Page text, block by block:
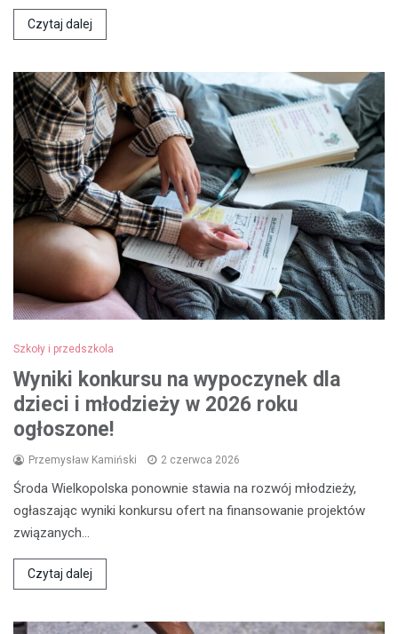
Czytaj dalej
Szkoły i przedszkola
Wyniki konkursu na wypoczynek dla
dzieci i młodzieży w 2026 roku
ogłoszone!
Przemysław Kamiński 2 czerwca 2026
Środa Wielkopolska ponownie stawia na rozwój młodzieży,
ogłaszając wyniki konkursu ofert na finansowanie projektów
związanych…
Czytaj dalej